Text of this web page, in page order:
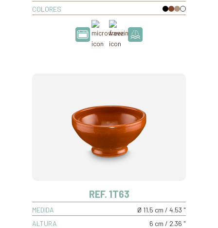
COLORES
REF. 1T63
MEDIDA
Ø 11.5 cm / 4.53 "
ALTURA
6 cm / 2.36 "